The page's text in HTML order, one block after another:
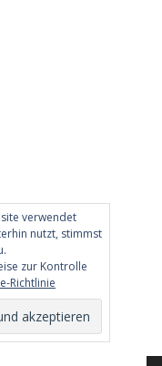
verwendet
nutzt, stimmst
zur Kontrolle
Richtlinie